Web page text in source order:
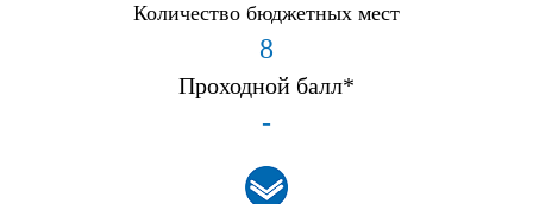
Количество бюджетных мест
8
Проходной балл*
-